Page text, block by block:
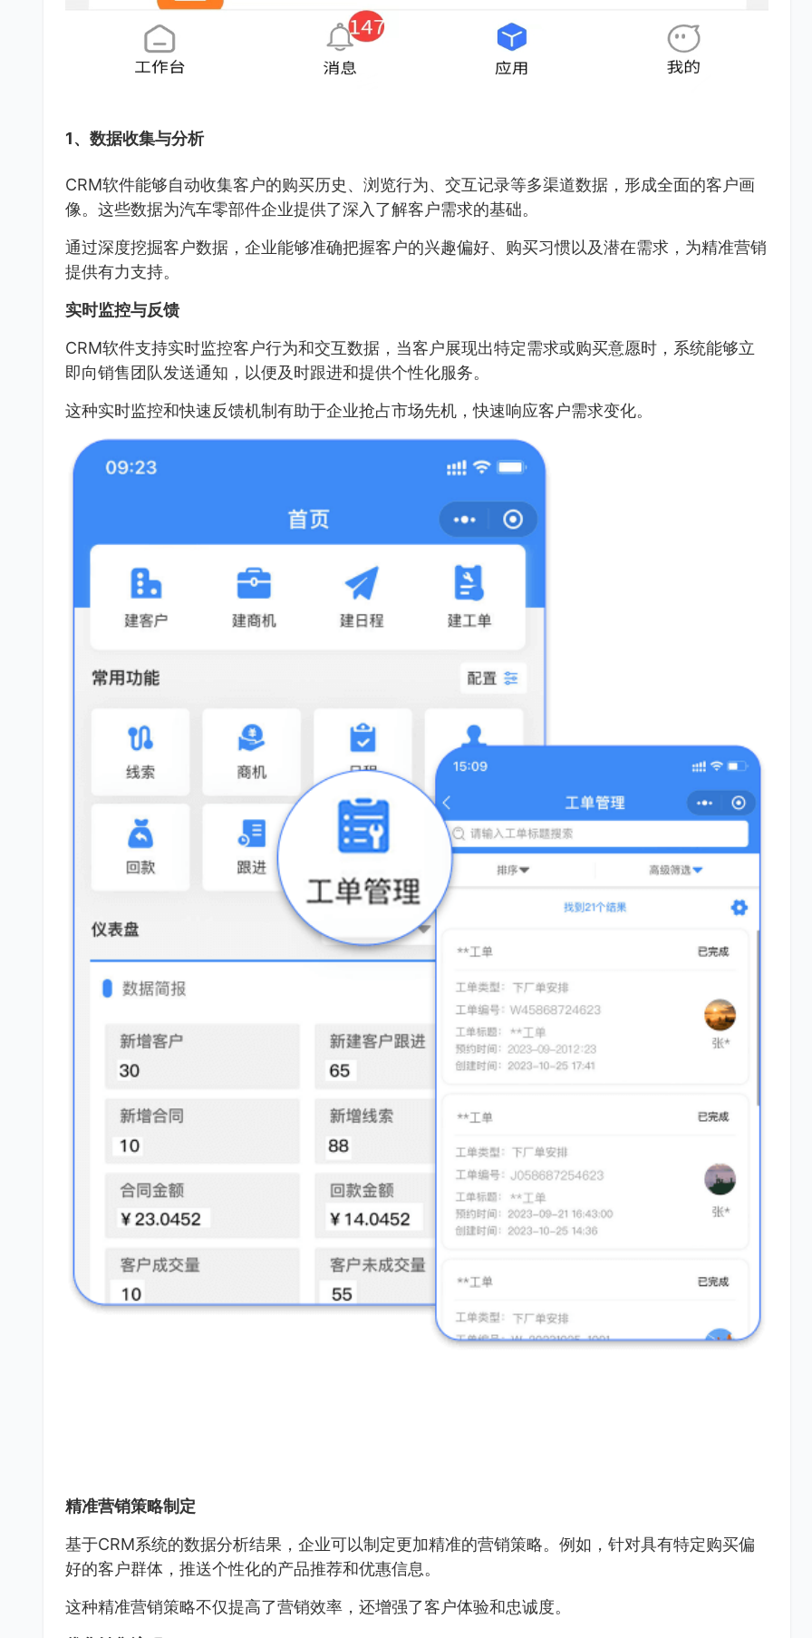
1、数据收集与分析
CRM软件能够自动收集客户的购买历史、浏览行为、交互记录等多渠道数据，形成全面的客户画
像。这些数据为汽车零部件企业提供了深入了解客户需求的基础。
通过深度挖掘客户数据，企业能够准确把握客户的兴趣偏好、购买习惯以及潜在需求，为精准营销
提供有力支持。
实时监控与反馈
CRM软件支持实时监控客户行为和交互数据，当客户展现出特定需求或购买意愿时，系统能够立
即向销售团队发送通知，以便及时跟进和提供个性化服务。
这种实时监控和快速反馈机制有助于企业抢占市场先机，快速响应客户需求变化。
精准营销策略制定
基于CRM系统的数据分析结果，企业可以制定更加精准的营销策略。例如，针对具有特定购买偏
好的客户群体，推送个性化的产品推荐和优惠信息。
这种精准营销策略不仅提高了营销效率，还增强了客户体验和忠诚度。